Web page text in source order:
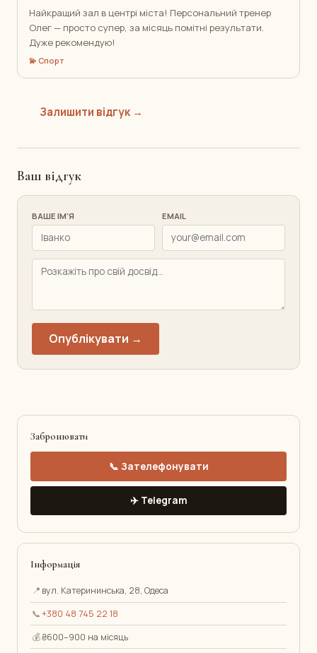
Найкращий зал в центрі міста! Персональний тренер
Олег — просто супер, за місяць помітні результати.
Дуже рекомендую!
💫 Спорт
Залишити відгук →
Ваш відгук
ВАШЕ ІМ'Я EMAIL
Опублікувати →
Забронювати
📞 Зателефонувати
✈️ Telegram
Інформація
📍 вул. Катерининська, 28, Одеса
📞+380 48 745 22 18
💰₴600–900 на місяць